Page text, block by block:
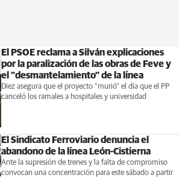
El PSOE reclama a Silván explicaciones
por la paralización de las obras de Feve y
el "desmantelamiento" de la línea
Diez asegura que el proyecto "murió" el día que el PP
canceló los ramales a hospitales y universidad
El Sindicato Ferroviario denuncia el
abandono de la línea León-Cistierna
Ante la supresión de trenes y la falta de compromiso
convocan una concentración para este sábado a partir